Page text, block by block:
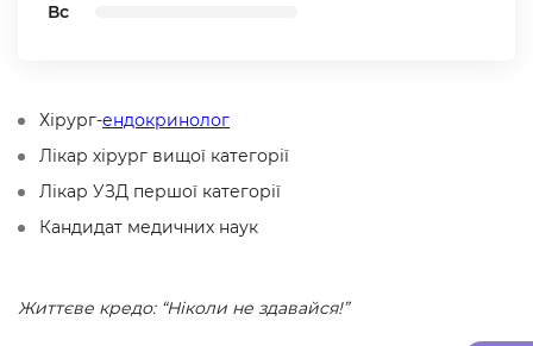
Хірург-ендокринолог
Лікар хірург вищої категорії
Лікар УЗД першої категорії
Кандидат медичних наук
Життєве кредо: “Ніколи не здавайся!”
Вс